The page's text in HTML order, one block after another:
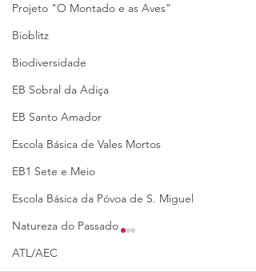
Projeto "O Montado e as Aves"
Bioblitz
Biodiversidade
EB Sobral da Adiça
EB Santo Amador
Escola Básica de Vales Mortos
EB1 Sete e Meio
Escola Básica da Póvoa de S. Miguel
Natureza do Passado
ATL/AEC